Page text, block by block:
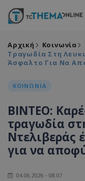
Αρχική Κοινωνία
Τραγωδία Στη
Άσφαλτο Για Να
ΚΟΙΝΩΝΙΑ
BINTEO:
τραγωδία
Ντελιβεράς
για να
04.06.2026 - 08:07